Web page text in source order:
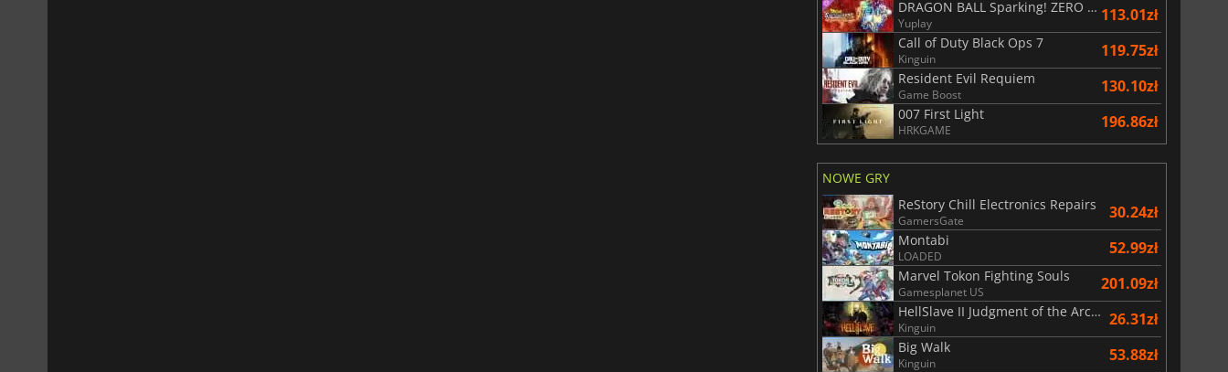
DRAGON BALL Sparking! ZERO Super Limit Breaking NEO
Yuplay 113.01zł
Call of Duty Black Ops 7
Kinguin 119.75zł
Resident Evil Requiem
Game Boost 130.10zł
007 First Light
HRKGAME 196.86zł
NOWE GRY
ReStory Chill Electronics Repairs
GamersGate 30.24zł
Montabi
LOADED 52.99zł
Marvel Tokon Fighting Souls
Gamesplanet US 201.09zł
HellSlave II Judgment of the Archon
Kinguin 26.31zł
Big Walk
Kinguin 53.88zł